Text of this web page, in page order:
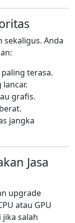
Anda
terasa.
grafis.
jangka
Jasa
upgrade
atau GPU
salah